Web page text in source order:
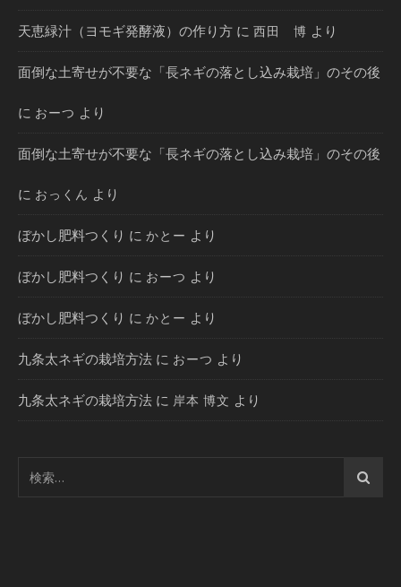
天恵緑汁（ヨモギ発酵液）の作り方 に 西田 博 より
面倒な土寄せが不要な「長ネギの落とし込み栽培」のその後
に おーつ より
面倒な土寄せが不要な「長ネギの落とし込み栽培」のその後
に おっくん より
ぼかし肥料つくり に かとー より
ぼかし肥料つくり に おーつ より
ぼかし肥料つくり に かとー より
九条太ネギの栽培方法 に おーつ より
九条太ネギの栽培方法 に 岸本 博文 より